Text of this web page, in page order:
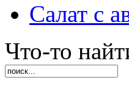
Салат с
Что-то